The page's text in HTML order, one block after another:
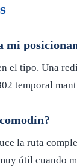
mi
el tipo. Una
temporal
la ruta
útil cuando